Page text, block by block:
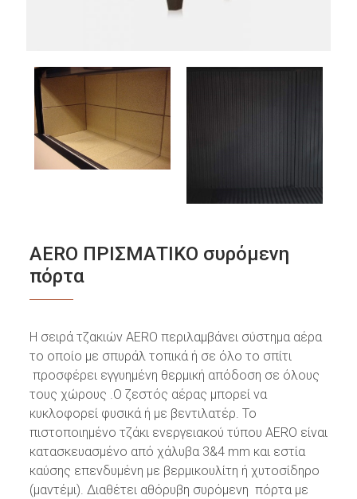
AERO ΠΡΙΣΜΑΤΙΚΟ συρόμενη
πόρτα
H σειρά τζακιών AERO περιλαμβάνει σύστημα αέρα
το οποίο με σπυράλ τοπικά ή σε όλο το σπίτι
προσφέρει εγγυημένη θερμική απόδοση σε όλους
τους χώρους .Ο ζεστός αέρας μπορεί να
κυκλοφορεί φυσικά ή με βεντιλατέρ. Το
πιστοποιημένο τζάκι ενεργειακού τύπου AERO είναι
κατασκευασμένο από χάλυβα 3&4 mm και εστία
καύσης επενδυμένη με βερμικουλίτη ή χυτοσίδηρο
(μαντέμι). Διαθέτει αθόρυβη συρόμενη πόρτα με